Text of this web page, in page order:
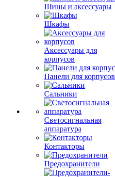
Шины и аксессуары
Шкафы
Аксессуары для
корпусов
Панели для корпусов
Сальники
Светосигнальная
аппаратура
Контакторы
Предохранители